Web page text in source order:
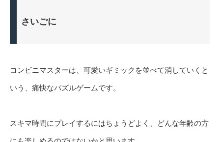
さいごに
コンビニマスターは、可愛いギミックを並べて消していくと
いう、痛快なパズルゲームです。
スキマ時間にプレイするにはちょうどよく、どんな年齢の方